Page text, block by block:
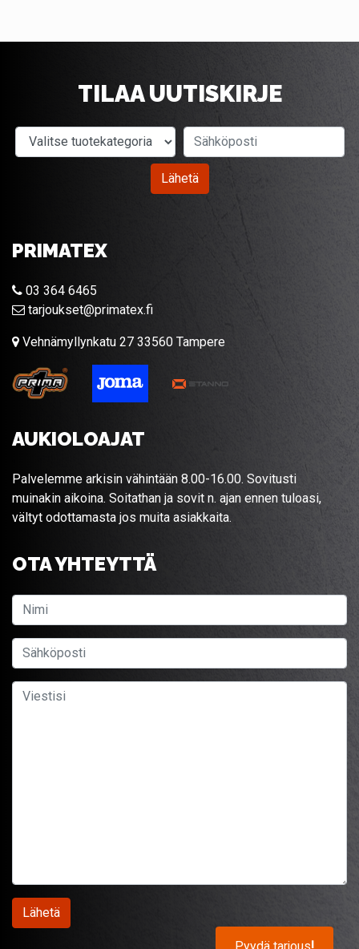
TILAA UUTISKIRJE
Valitse tuotekategoria
Lähetä
PRIMATEX
03 364 6465
tarjoukset@primatex.fi
Vehnämyllynkatu 27 33560 Tampere
AUKIOLOAJAT
Palvelemme arkisin vähintään 8.00-16.00. Sovitusti
muinakin aikoina. Soitathan ja sovit n. ajan ennen tuloasi,
vältyt odottamasta jos muita asiakkaita.
OTA YHTEYTTÄ